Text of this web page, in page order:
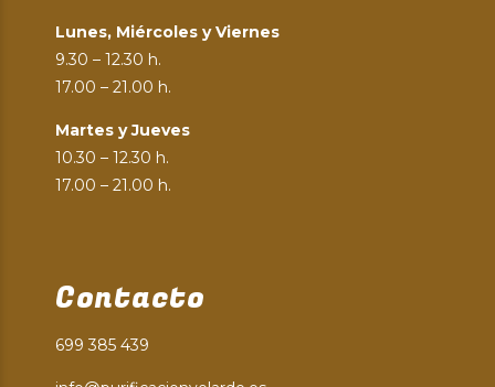
Lunes, Miércoles y Viernes
9.30 – 12.30 h.
17.00 – 21.00 h.
Martes y Jueves
10.30 – 12.30 h.
17.00 – 21.00 h.
Contacto
699 385 439